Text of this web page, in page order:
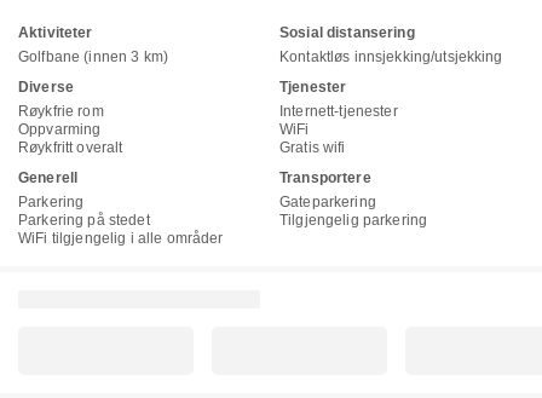
Aktiviteter
Golfbane (innen 3 km)
Diverse
Røykfrie rom
Oppvarming
Røykfritt overalt
Generell
Parkering
Parkering på stedet
WiFi tilgjengelig i alle områder
Sosial distansering
Kontaktløs innsjekking/utsjekking
Tjenester
Internett-tjenester
WiFi
Gratis wifi
Transportere
Gateparkering
Tilgjengelig parkering